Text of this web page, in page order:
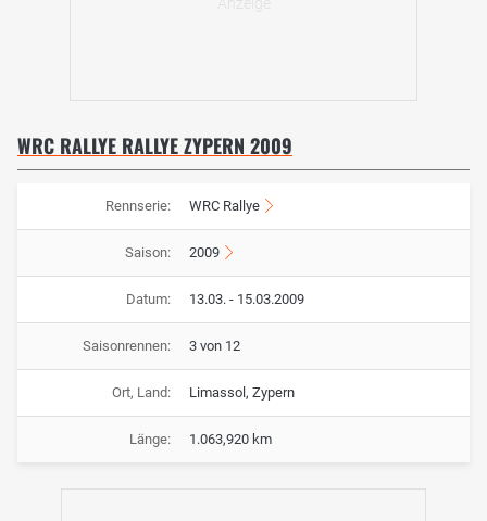
WRC RALLYE RALLYE ZYPERN 2009
Rennserie: WRC Rallye
Saison: 2009
Datum: 13.03. - 15.03.2009
Saisonrennen: 3 von 12
Ort, Land: Limassol, Zypern
Länge: 1.063,920 km